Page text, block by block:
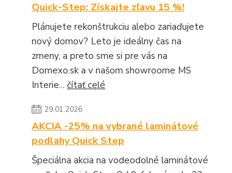
Quick-Step: Získajte zľavu 15 %!
Plánujete rekonštrukciu alebo zariaďujete
nový domov? Leto je ideálny čas na
zmeny, a preto sme si pre vás na
Domexo.sk a v našom showroome MS
Interie... čítať celé
29.01.2026
AKCIA -25% na vybrané laminátové
podlahy Quick Step
Špeciálna akcia na vodeodolné laminátové